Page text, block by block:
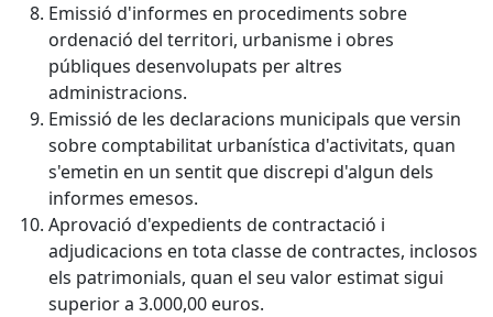
Emissió d'informes en procediments sobre
ordenació del territori, urbanisme i obres
públiques desenvolupats per altres
administracions.
Emissió de les declaracions municipals que versin
sobre comptabilitat urbanística d'activitats, quan
s'emetin en un sentit que discrepi d'algun dels
informes emesos.
Aprovació d'expedients de contractació i
adjudicacions en tota classe de contractes, inclosos
els patrimonials, quan el seu valor estimat sigui
superior a 3.000,00 euros.